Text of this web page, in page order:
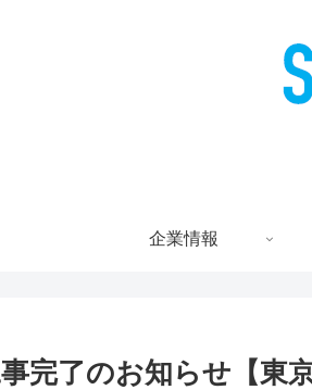
企業情報
完了のお知らせ【東